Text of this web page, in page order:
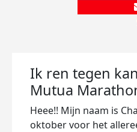
Ik ren tegen
Mutua
Heee!! Mijn naam is
oktober voor het